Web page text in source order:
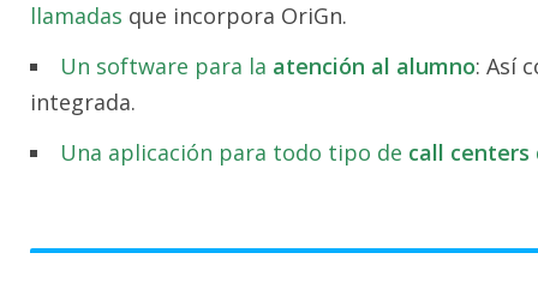
llamadas que incorpora OriGn.
Un software para la atención al alumno: Así
integrada.
Una aplicación para todo tipo de call centers